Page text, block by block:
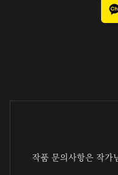
작품 문의사항은 작가